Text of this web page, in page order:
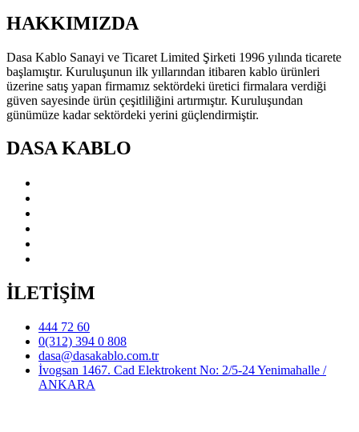
HAKKIMIZDA
Dasa Kablo Sanayi ve Ticaret Limited Şirketi 1996 yılında ticarete
başlamıştır. Kuruluşunun ilk yıllarından itibaren kablo ürünleri
üzerine satış yapan firmamız sektördeki üretici firmalara verdiği
güven sayesinde ürün çeşitliliğini artırmıştır. Kuruluşundan
günümüze kadar sektördeki yerini güçlendirmiştir.
DASA KABLO
İLETİŞİM
444 72 60
0(312) 394 0 808
dasa@dasakablo.com.tr
İvogsan 1467. Cad Elektrokent No: 2/5-24 Yenimahalle /
ANKARA